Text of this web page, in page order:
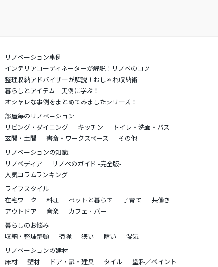
リノベーション事例
インテリアコーディネーターが解説！リノベのコツ
整理収納アドバイザーが解説！おしゃれ収納術
暮らしとアイテム｜実例に学ぶ！
オシャレな事例をまとめてみましたシリーズ！
部屋毎のリノベーション
リビング・ダイニング
キッチン
トイレ・洗面・バス
玄関・土間
書斎・ワークスペース
その他
リノベーションの知識
リノペディア
リノベのガイド -完全版-
人気コラムランキング
ライフスタイル
在宅ワーク
料理 ペットと暮らす 子育て
共働き
アウトドア
音楽
カフェ・バー
暮らしのお悩み
収納・整理整頓
掃除 狭い 暗い
湿気
リノベーションの建材
床材
壁材 ドア・扉・建具 タイル
塗料／ペイント